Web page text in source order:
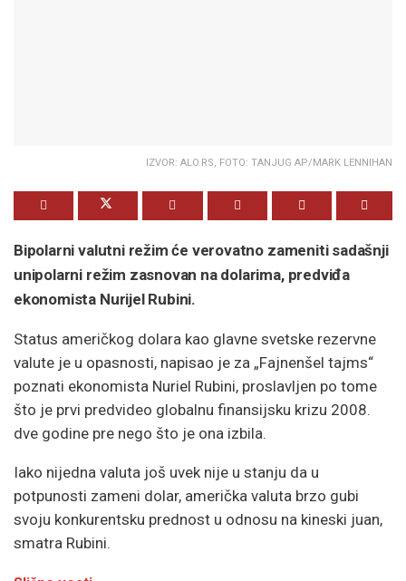
IZVOR: ALO.RS, FOTO: TANJUG AP/MARK LENNIHAN
Bipolarni valutni režim će verovatno zameniti sadašnji
unipolarni režim zasnovan na dolarima, predviđa
ekonomista Nurijel Rubini.
Status američkog dolara kao glavne svetske rezervne
valute je u opasnosti, napisao je za „Fajnenšel tajms“
poznati ekonomista Nuriel Rubini, proslavljen po tome
što je prvi predvideo globalnu finansijsku krizu 2008.
dve godine pre nego što je ona izbila.
Iako nijedna valuta još uvek nije u stanju da u
potpunosti zameni dolar, američka valuta brzo gubi
svoju konkurentsku prednost u odnosu na kineski juan,
smatra Rubini.